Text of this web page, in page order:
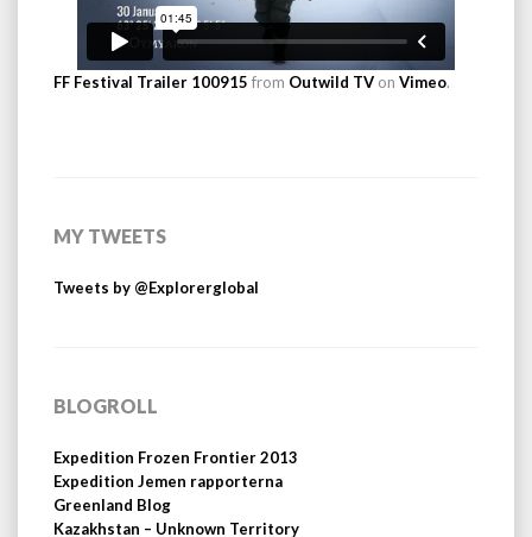
FF Festival Trailer 100915 from Outwild TV on Vimeo.
MY TWEETS
Tweets by @Explorerglobal
BLOGROLL
Expedition Frozen Frontier 2013
Expedition Jemen rapporterna
Greenland Blog
Kazakhstan – Unknown Territory